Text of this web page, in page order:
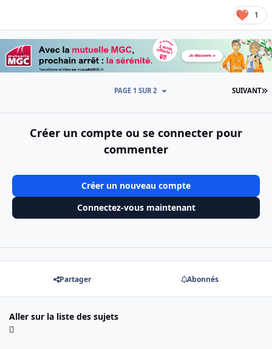
1
SUIVANT
PAGE 1 SUR 2
Créer un compte ou se connecter pour
commenter
Créer un nouveau compte
Connectez-vous maintenant
Partager Abonnés
Aller sur la liste des sujets